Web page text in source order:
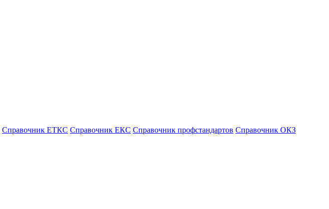
Справочник ЕТКС Справочник ЕКС Справочник профстандартов Справочник ОКЗ